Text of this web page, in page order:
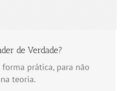
de Verdade?
prática, para não
teoria.